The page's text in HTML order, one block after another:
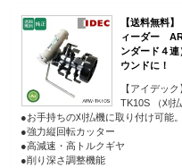
【送料無料
ィーダー
ンダード４
ウンドに！
【アイデッ
TK10S （刈
●お手持ちの刈払機に取り付け可能。
●強力縦回転カッター
●高減速・高トルクギヤ
●削り深さ調整機能